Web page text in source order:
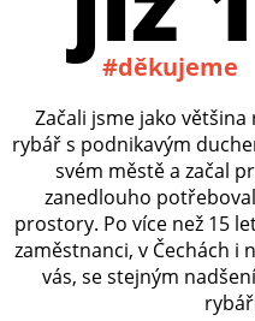
#děkujeme
Začali jsme jako
rybář s podnikavým
svém městě a začal
zanedlouho
prostory. Po více než 15
zaměstnanci, v Čechách i
vás, se stejným